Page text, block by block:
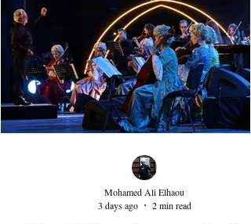
applaudissements sincères. "Ya Loumima"
sans doute, à capturer toute l'ambivalence de
moment précieux grâce à une performance